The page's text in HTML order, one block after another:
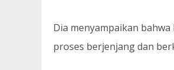
Dia menyampaikan
proses berjenjang dan